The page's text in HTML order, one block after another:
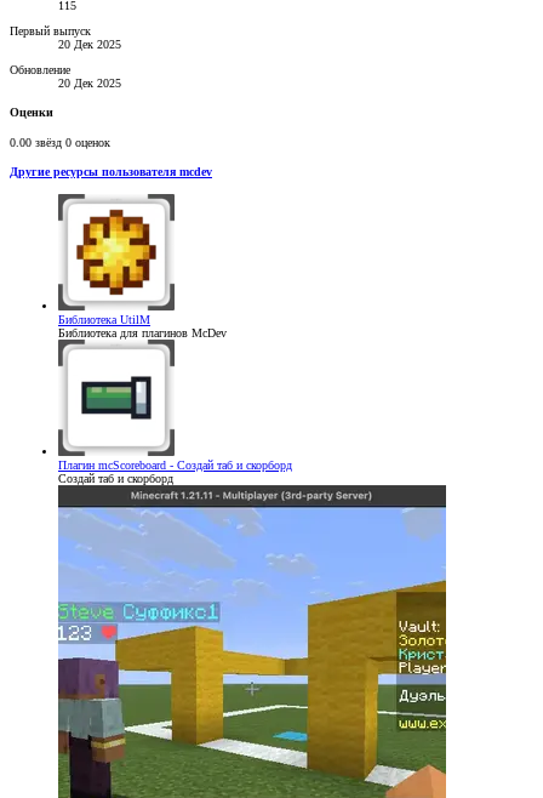
115
Первый выпуск
20 Дек 2025
Обновление
20 Дек 2025
Оценки
0.00 звёзд 0 оценок
Другие ресурсы пользователя mcdev
Библиотека UtilM
Библиотека для плагинов McDev
Плагин mcScoreboard - Создай таб и скорборд
Создай таб и скорборд